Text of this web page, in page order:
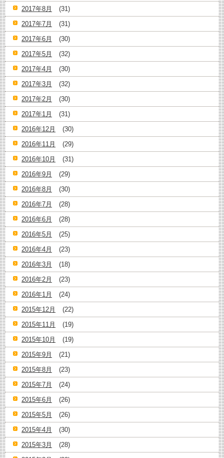
2017年8月
(31)
2017年7月
(31)
2017年6月
(30)
2017年5月
(32)
2017年4月
(30)
2017年3月
(32)
2017年2月
(30)
2017年1月
(31)
2016年12月
(30)
2016年11月
(29)
2016年10月
(31)
2016年9月
(29)
2016年8月
(30)
2016年7月
(28)
2016年6月
(28)
2016年5月
(25)
2016年4月
(23)
2016年3月
(18)
2016年2月
(23)
2016年1月
(24)
2015年12月
(22)
2015年11月
(19)
2015年10月
(19)
2015年9月
(21)
2015年8月
(23)
2015年7月
(24)
2015年6月
(26)
2015年5月
(26)
2015年4月
(30)
2015年3月
(28)